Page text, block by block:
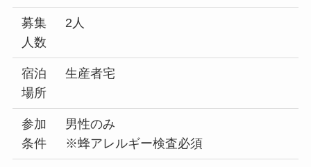
募集
人数
2人
宿泊
場所
生産者宅
参加
条件
男性のみ
※蜂アレルギー検査必須